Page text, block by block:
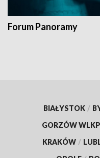
Forum Panoramy
BIAŁYSTOK /
GORZÓW
KRAKÓW /